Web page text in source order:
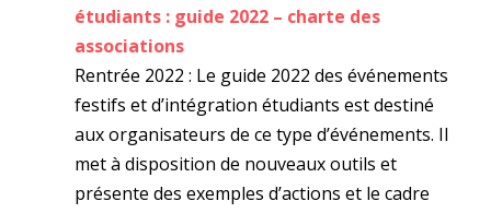
étudiants : guide 2022 – charte des
associations
Rentrée 2022 : Le guide 2022 des événements
festifs et d’intégration étudiants est destiné
aux organisateurs de ce type d’événements. Il
met à disposition de nouveaux outils et
présente des exemples d’actions et le cadre